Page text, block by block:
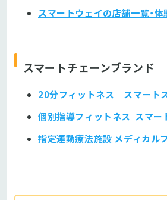
スマートウェイの店舗一覧・
スマートチェーンブランド
20分フィットネス スマート
個別指導フィットネス スマー
指定運動療法施設 メディカル